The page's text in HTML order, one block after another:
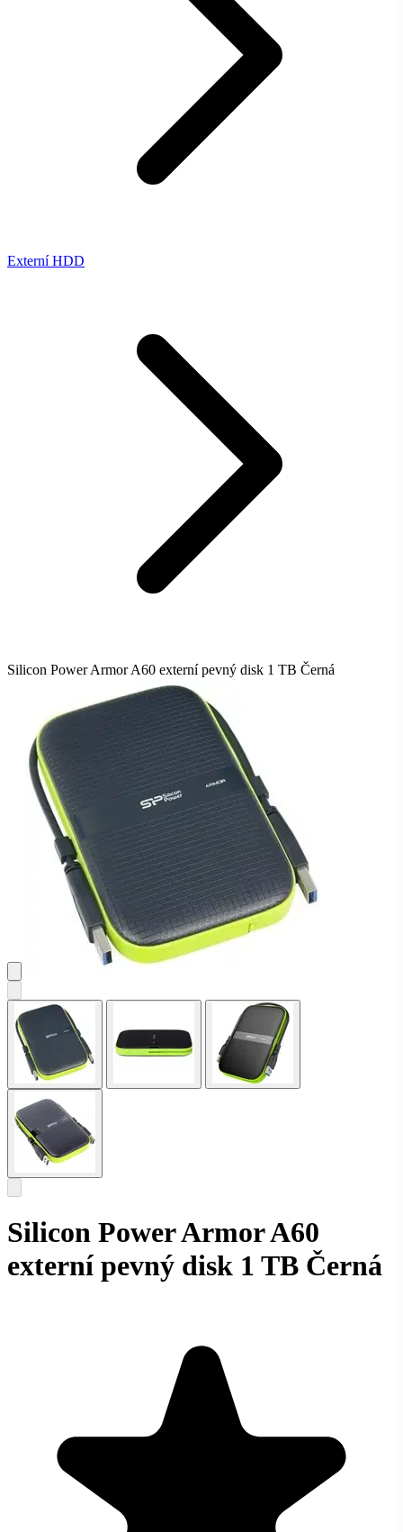
Externí HDD
Silicon Power Armor A60 externí pevný disk 1 TB Černá
Silicon Power Armor A60
externí pevný disk 1 TB Černá